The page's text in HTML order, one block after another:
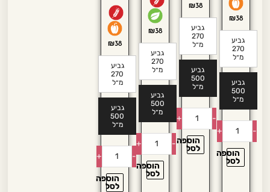
₪38
גביע
270
מ״ל
גביע
500
מ״ל
-
+
הוספה
לסל
₪38
גביע
270
מ״ל
גביע
500
מ״ל
-
+
הוספה
לסל
₪38
גביע
270
מ״ל
גביע
500
מ״ל
-
+
הוספה
לסל
₪38
גביע
270
מ״ל
גביע
500
מ״ל
-
+
הוספה
לסל